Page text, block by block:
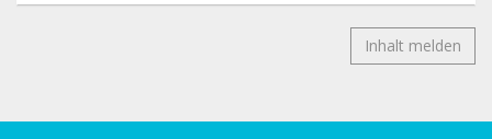
Inhalt melden